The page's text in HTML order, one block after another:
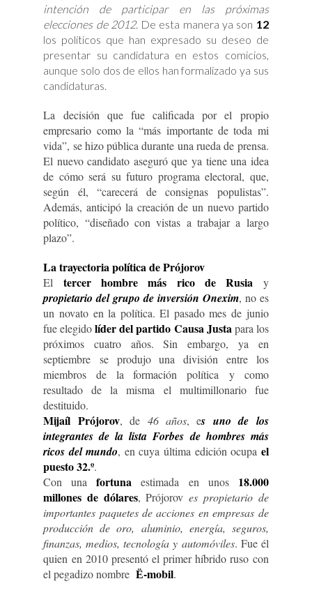
intención de participar en las próximas
elecciones de 2012. De esta manera ya son 12
los políticos que han expresado su deseo de
presentar su candidatura en estos comicios,
aunque solo dos de ellos han formalizado ya sus
candidaturas.
La decisión que fue calificada por el propio
empresario como la “más importante de toda mi
vida”, se hizo pública durante una rueda de prensa.
El nuevo candidato aseguró que ya tiene una idea
de cómo será su futuro programa electoral, que,
según él, “carecerá de consignas populistas”.
Además, anticipó la creación de un nuevo partido
político, “diseñado con vistas a trabajar a largo
plazo”.
La trayectoria política de Prójorov
El tercer hombre más rico de Rusia y
propietario del grupo de inversión Onexim, no es
un novato en la política. El pasado mes de junio
fue elegidolíder del partido Causa Justapara los
próximos cuatro años. Sin embargo, ya en
septiembre se produjo una división entre los
miembros de la formación política y como
resultado de la misma el multimillonario fue
destituido.
Mijaíl Prójorov, de 46 años, es uno de los
integrantes de la lista Forbes de hombres más
ricos del mundo, en cuya última edición ocupa el
puesto 32.º.
Con unafortuna estimada en unos 18.000
millones de dólares, Prójoroves propietario de
importantes paquetes de acciones en empresas de
producción de oro, aluminio, energía, seguros,
finanzas, medios, tecnología y automóviles. Fue él
quien en 2010 presentó el primer híbrido ruso con
el pegadizo nombreЁ-mobil.